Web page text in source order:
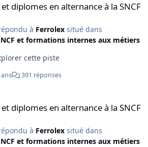
diplomes en alternance à la SNCF
à Ferrolexsitué dans
et formations internes aux métiers
cette piste
ans 391 réponses
diplomes en alternance à la SNCF
à Ferrolexsitué dans
et formations internes aux métiers